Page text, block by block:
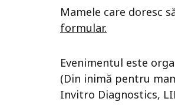
Mamele care doresc
formular.
Evenimentul este
(Din inimă pentru
Invitro Diagnostics,